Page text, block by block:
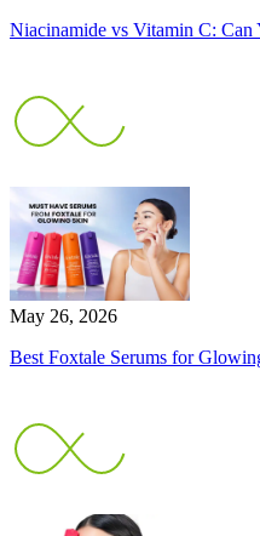
Niacinamide vs Vitamin C: Can
May 26, 2026
Best Foxtale Serums for